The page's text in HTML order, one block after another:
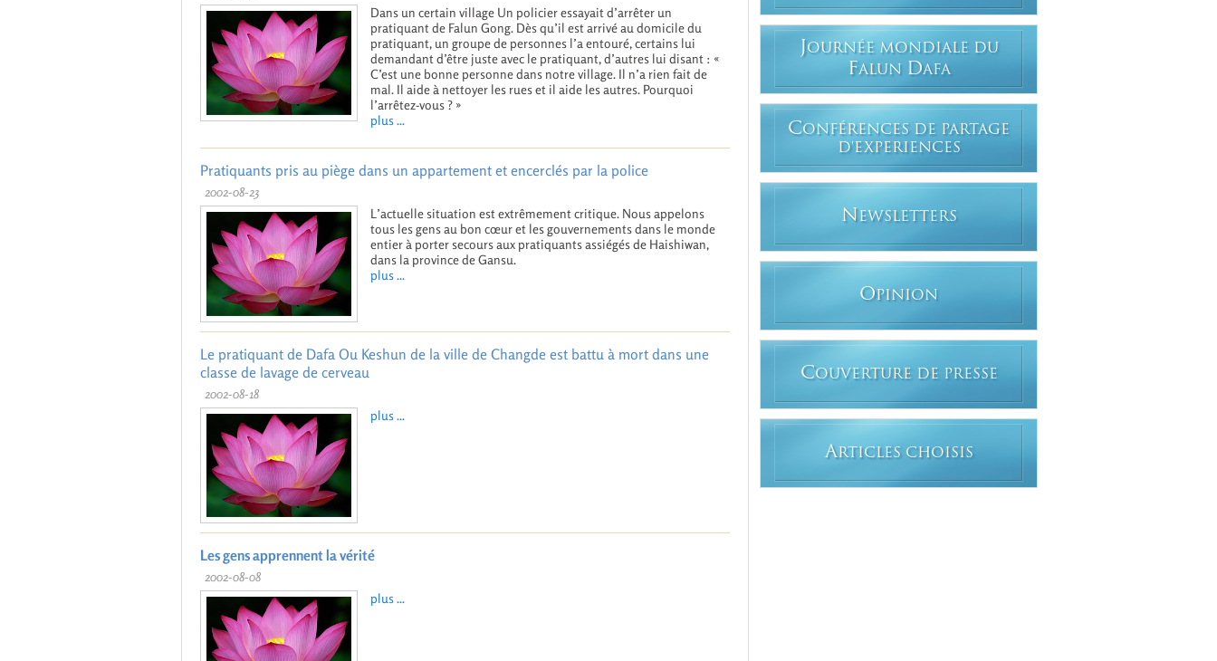
Dans un certain village Un policier essayait d’arrêter un
pratiquant de Falun Gong. Dès qu’il est arrivé au domicile du
pratiquant, un groupe de personnes l’a entouré, certains lui
demandant d’être juste avec le pratiquant, d’autres lui disant : «
C’est une bonne personne dans notre village. Il n’a rien fait de
mal. Il aide à nettoyer les rues et il aide les autres. Pourquoi
l’arrêtez-vous ? »
plus ...
Pratiquants pris au piège dans un appartement et encerclés par la police
2002-08-23
L’actuelle situation est extrêmement critique. Nous appelons
tous les gens au bon cœur et les gouvernements dans le monde
entier à porter secours aux pratiquants assiégés de Haishiwan,
dans la province de Gansu.
plus ...
Le pratiquant de Dafa Ou Keshun de la ville de Changde est battu à mort dans une
classe de lavage de cerveau
2002-08-18
plus ...
Les gens apprennent la vérité
2002-08-08
plus ...
JOURNÉE MONDIALE DU
FALUN DAFA
CONFÉRENCES DE PARTAGE
D'EXPERIENCES
N EWSLETTERS
OPINION
COUVERTURE DE PRESSE
ARTICLES CHOISIS